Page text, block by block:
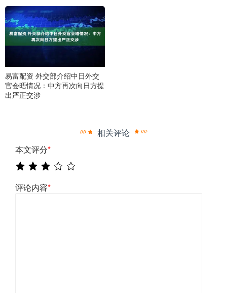
易富配资 外交部介绍中日外交
官会晤情况：中方再次向日方提
出严正交涉
相关评论
本文评分*
评论内容*